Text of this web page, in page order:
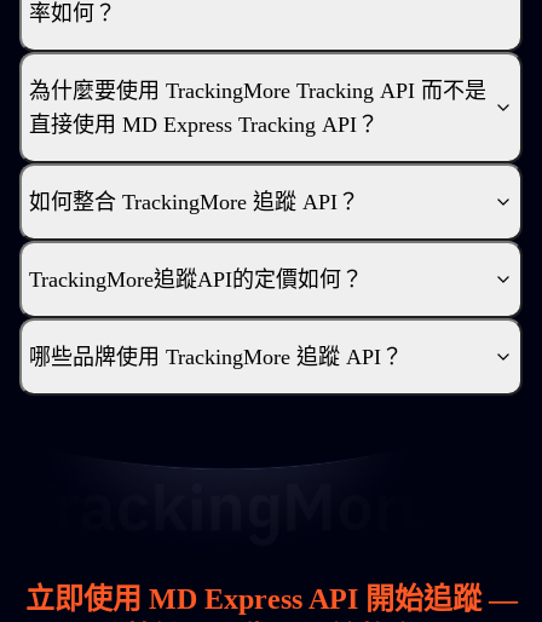
率如何？
為什麼要使用 TrackingMore Tracking API 而不是
直接使用 MD Express Tracking API？
如何整合 TrackingMore 追蹤 API？
TrackingMore追蹤API的定價如何？
哪些品牌使用 TrackingMore 追蹤 API？
立即使用 MD Express API 開始追蹤 —